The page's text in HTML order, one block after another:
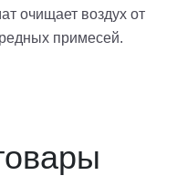
очищает воздух от
примесей.